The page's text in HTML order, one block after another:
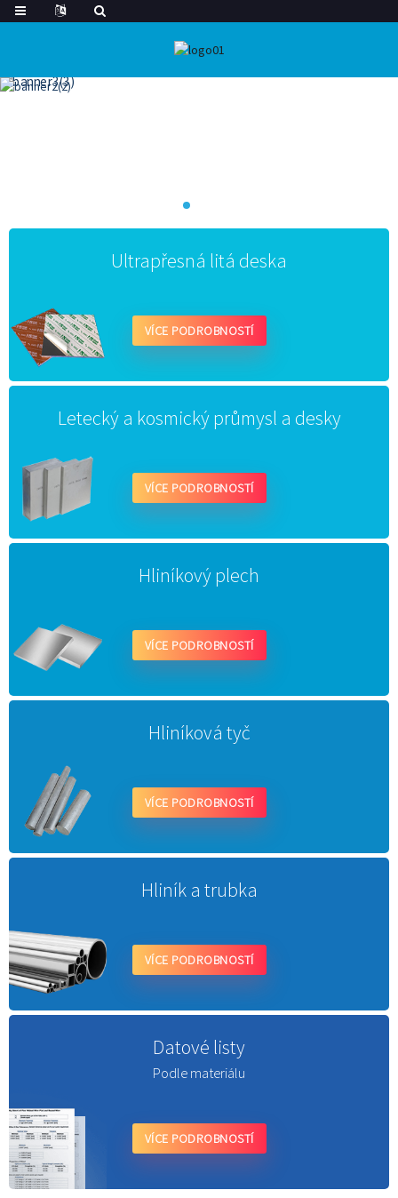
Ultrapřesná litá deska
VÍCE PODROBNOSTÍ
Letecký a kosmický průmysl a desky
VÍCE PODROBNOSTÍ
Hliníkový plech
VÍCE PODROBNOSTÍ
Hliníková tyč
VÍCE PODROBNOSTÍ
Hliník a trubka
VÍCE PODROBNOSTÍ
Datové listy
Podle materiálu
VÍCE PODROBNOSTÍ